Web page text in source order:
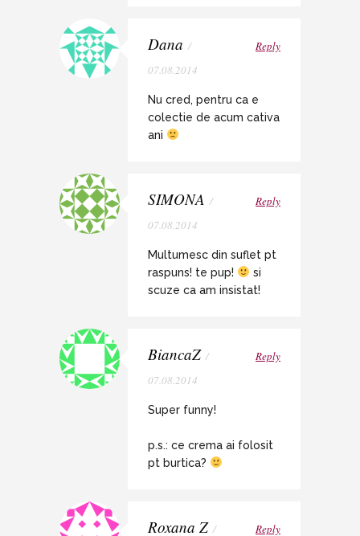
Dana /
07.08.2014
Reply
Nu cred, pentru ca e
colectie de acum cativa
ani
SIMONA /
07.08.2014
Reply
Multumesc din suflet pt
raspuns! te pup!
si
scuze ca am insistat!
BiancaZ /
07.08.2014
Reply
Super funny!
p.s.: ce crema ai folosit
pt burtica?
Roxana Z /
Reply